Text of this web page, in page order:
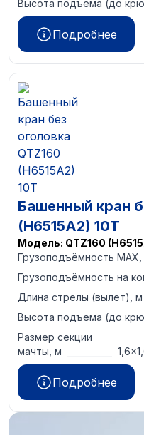
Высота подъема (до
Подробнее
Башенный кран
(H6515A2) 10T
Модель: QTZ160
Грузоподъёмность MAX,
Грузоподъёмность на
Длина стрелы (вылет), м
Высота подъема (до
Размер секции
мачты, м
Подробнее